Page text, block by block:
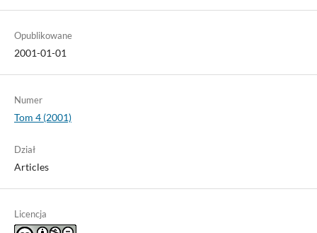
Opublikowane
2001-01-01
Numer
Tom 4 (2001)
Dział
Articles
Licencja